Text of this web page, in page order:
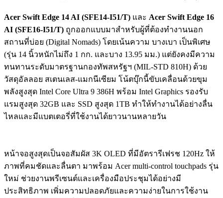
Acer Swift Edge 14 AI (SFE14-I51/T) และ Acer Swift Edge 16
AI (SFE16-I51/T) ถูกออกแบบมาสำหรับผู้ที่ต้องทำงานนอก
สถานที่บ่อย (Digital Nomads) โดยเน้นความ บางเบา เป็นพิเศษ
(รุ่น 14 นิ้วหนักไม่ถึง 1 กก. และบาง 13.95 มม.) แต่ยังคงมีความ
ทนทานระดับมาตรฐานกองทัพสหรัฐฯ (MIL-STD 810H) ด้วย
วัสดุอัลลอย สเตนเลส-แมกนีเซียม โน้ตบุ๊กนี้ขับเคลื่อนด้วยขุม
พลังสูงสุด Intel Core Ultra 9 386H พร้อม Intel Graphics รองรับ
แรมสูงสุด 32GB และ SSD สูงสุด 1TB ทำให้ทำงานได้อย่างลื่น
ไหลและมีแบตเตอรี่ที่ใช้งานได้ยาวนานหลายวัน
หน้าจอสูงสุดเป็นจอสัมผัส 3K OLED ที่มีอัตรารีเฟรช 120Hz ให้
ภาพที่คมชัดและลื่นตา มาพร้อม Acer multi-control touchpads รุ่น
ใหม่ ช่วยงานพรีเซนต์และเครื่องมือประชุมได้อย่างมี
ประสิทธิภาพ เพิ่มความปลอดภัยและความง่ายในการใช้งาน